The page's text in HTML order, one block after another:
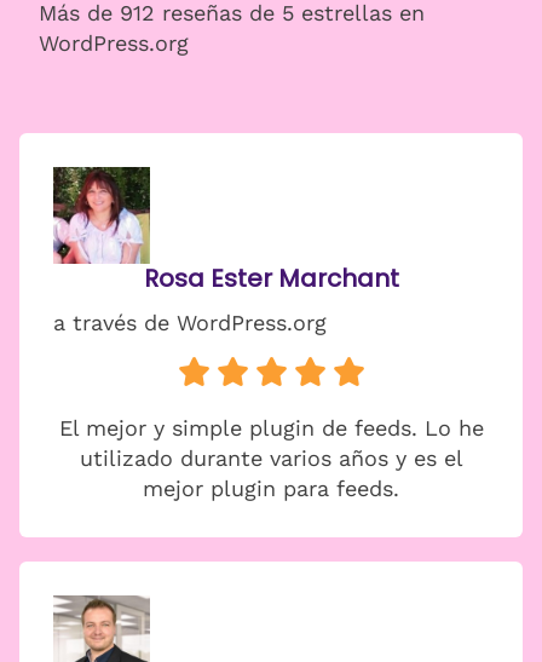
Más de 912 reseñas de 5 estrellas en
WordPress.org
Rosa Ester Marchant
a través de WordPress.org
El mejor y simple plugin de feeds. Lo he
utilizado durante varios años y es el
mejor plugin para feeds.